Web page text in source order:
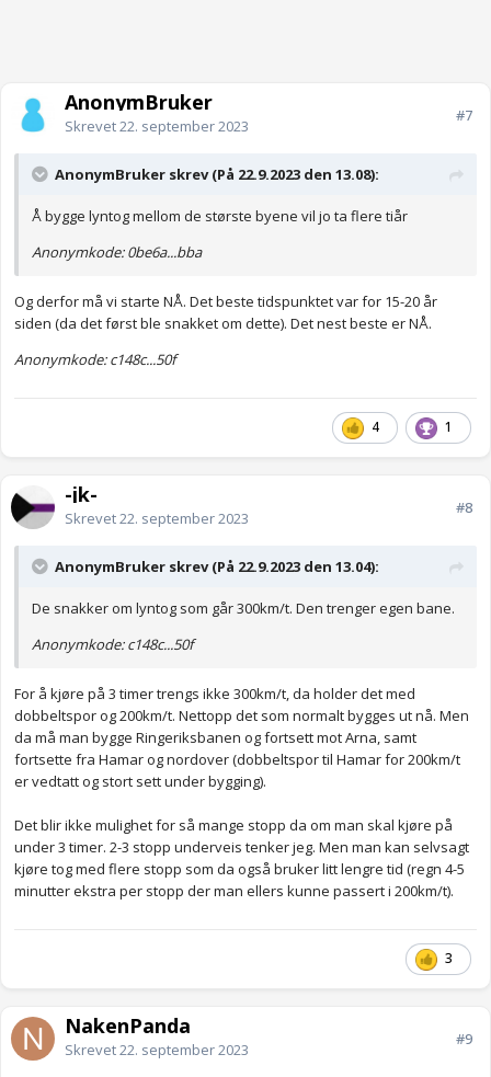
AnonymBruker
Skrevet22. september 2023
#7
AnonymBruker skrev (På 22.9.2023 den 13.08):
Å bygge lyntog mellom de største byene vil jo ta flere tiår
Anonymkode: 0be6a...bba
Og derfor må vi starte NÅ. Det beste tidspunktet var for 15-20 år
siden (da det først ble snakket om dette). Det nest beste er NÅ.
Anonymkode: c148c...50f
4 1
-jk-
Skrevet22. september 2023
#8
AnonymBruker skrev (På 22.9.2023 den 13.04):
De snakker om lyntog som går 300km/t. Den trenger egen bane.
Anonymkode: c148c...50f
For å kjøre på 3 timer trengs ikke 300km/t, da holder det med
dobbeltspor og 200km/t. Nettopp det som normalt bygges ut nå. Men
da må man bygge Ringeriksbanen og fortsett mot Arna, samt
fortsette fra Hamar og nordover (dobbeltspor til Hamar for 200km/t
er vedtatt og stort sett under bygging).
Det blir ikke mulighet for så mange stopp da om man skal kjøre på
under 3 timer. 2-3 stopp underveis tenker jeg. Men man kan selvsagt
kjøre tog med flere stopp som da også bruker litt lengre tid (regn 4-5
minutter ekstra per stopp der man ellers kunne passert i 200km/t).
3
NakenPanda
Skrevet22. september 2023
#9